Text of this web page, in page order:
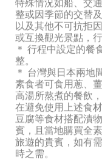
特殊情況如船、交
整或因季節的交替
以及其他不可抗拒
或互換觀光景點，
＊ 行程中設定的餐
整。
＊ 台灣與日本兩地
素食者可食用蔥、
高湯所熬煮的餐飲
在避免使用上述食
豆腐等食材搭配漬
賓，且當地購買全
旅遊的貴賓，如有
時之需。